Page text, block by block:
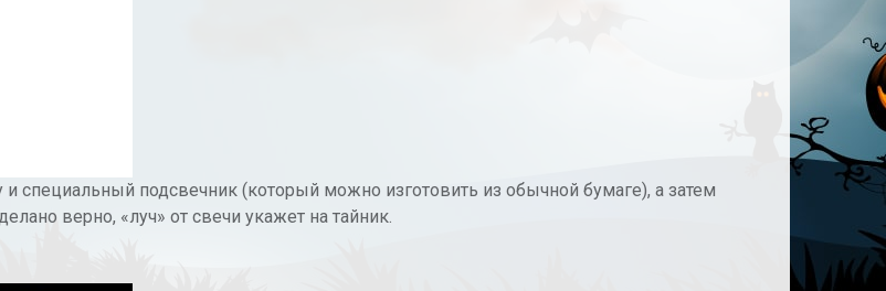
специальный подсвечник (который можно изготовить из обычной бумаге), а затем
верно, «луч» от свечи укажет на тайник.